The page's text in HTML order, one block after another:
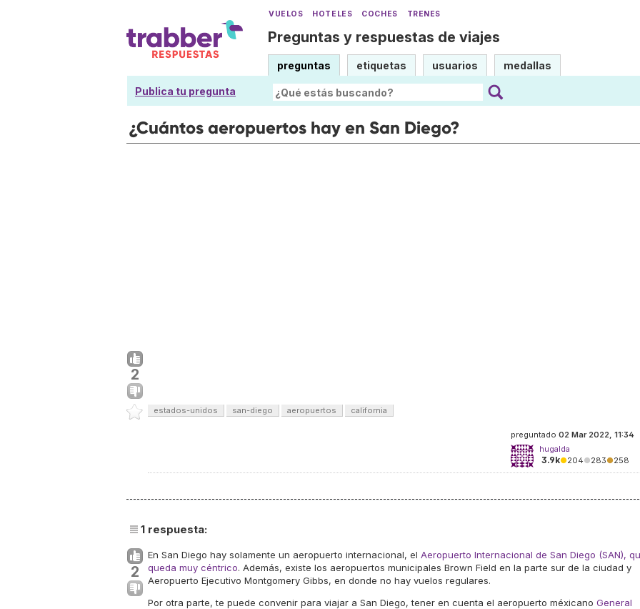
VUELOS HOTELES COCHES TRENES
Preguntas y respuestas de viajes
preguntas etiquetas usuarios medallas
Publica tu pregunta
¿Cuántos aeropuertos hay en San Diego?
2
estados-unidos san-diego aeropuertos california
preguntado 02 Mar 2022, 11:34
hugalda
3.9k●204●283●258
1 respuesta:
2
En San Diego hay solamente un aeropuerto internacional, el Aeropuerto Internacional de San Diego (SAN),
queda muy céntrico. Además, existe los aeropuertos municipales Brown Field en la parte sur de la ciudad y
Aeropuerto Ejecutivo Montgomery Gibbs, en donde no hay vuelos regulares.
Por otra parte, te puede convenir para viajar a San Diego, tener en cuenta el aeropuerto méxicano General